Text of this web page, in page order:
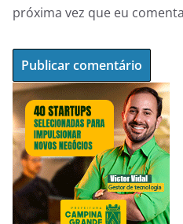
próxima vez que eu